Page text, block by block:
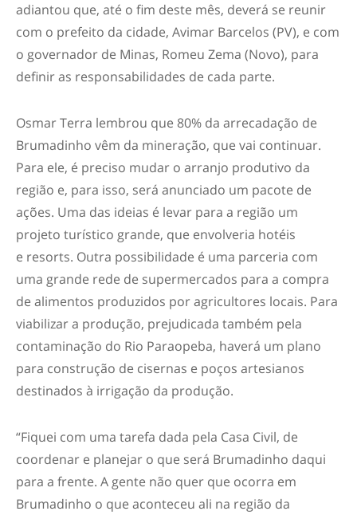
adiantou que, até o fim deste mês, deverá se reunir
com o prefeito da cidade, Avimar Barcelos (PV), e com
o governador de Minas, Romeu Zema (Novo), para
definir as responsabilidades de cada parte.
Osmar Terra lembrou que 80% da arrecadação de
Brumadinho vêm da mineração, que vai continuar.
Para ele, é preciso mudar o arranjo produtivo da
região e, para isso, será anunciado um pacote de
ações. Uma das ideias é levar para a região um
projeto turístico grande, que envolveria hotéis
e resorts. Outra possibilidade é uma parceria com
uma grande rede de supermercados para a compra
de alimentos produzidos por agricultores locais. Para
viabilizar a produção, prejudicada também pela
contaminação do Rio Paraopeba, haverá um plano
para construção de cisernas e poços artesianos
destinados à irrigação da produção.
“Fiquei com uma tarefa dada pela Casa Civil, de
coordenar e planejar o que será Brumadinho daqui
para a frente. A gente não quer que ocorra em
Brumadinho o que aconteceu ali na região da